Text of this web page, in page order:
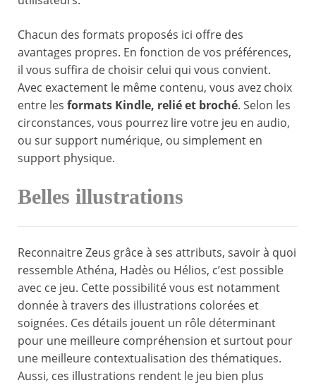
Chacun des formats proposés ici offre des
avantages propres. En fonction de vos préférences,
il vous suffira de choisir celui qui vous convient.
Avec exactement le même contenu, vous avez choix
entre les formats Kindle, relié et broché. Selon les
circonstances, vous pourrez lire votre jeu en audio,
ou sur support numérique, ou simplement en
support physique.
Belles illustrations
Reconnaitre Zeus grâce à ses attributs, savoir à quoi
ressemble Athéna, Hadès ou Hélios, c’est possible
avec ce jeu. Cette possibilité vous est notamment
donnée à travers des illustrations colorées et
soignées. Ces détails jouent un rôle déterminant
pour une meilleure compréhension et surtout pour
une meilleure contextualisation des thématiques.
Aussi, ces illustrations rendent le jeu bien plus